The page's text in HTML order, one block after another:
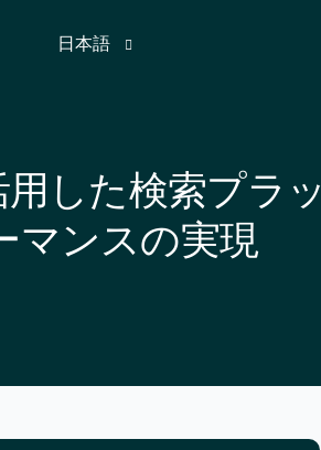
日本語
フランス語
ドイツ語
アラビア語
した検索プラッ
マンスの実現